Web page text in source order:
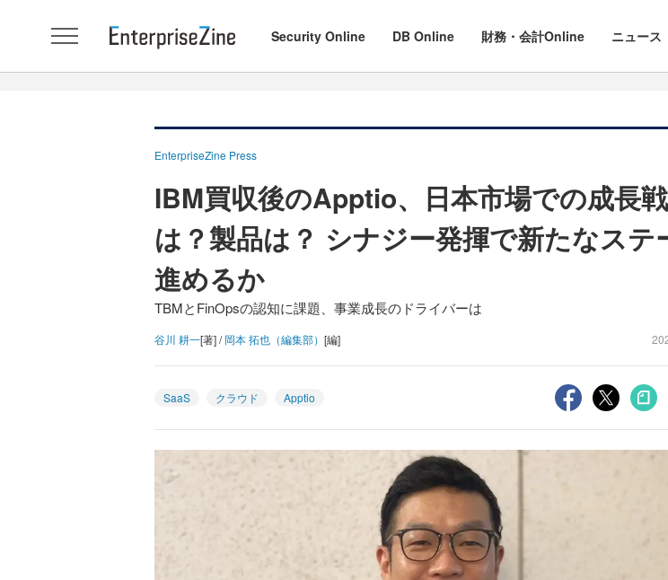
Security Online DB Online 財務・会計Online ニュース
EnterpriseZine Press
IBM買収後のApptio、日本市場での成長
は？製品は？ シナジー発揮で新たなステ
進めるか
TBMとFinOpsの認知に課題、事業成長のドライバーは
谷川 耕一[著] /岡本 拓也（編集部） [編]
SaaS クラウド Apptio